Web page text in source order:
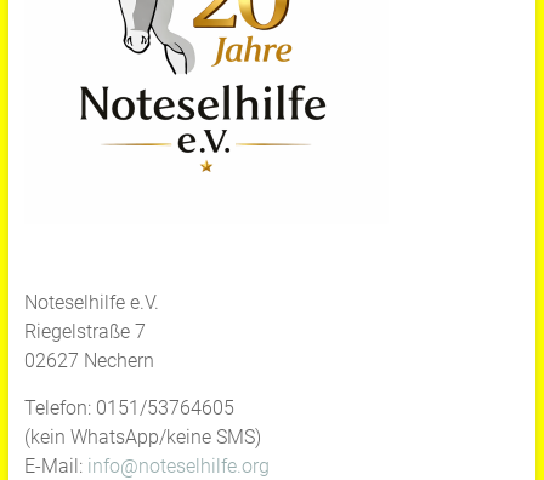
Noteselhilfe e.V.
Riegelstraße 7
02627 Nechern
Telefon: 0151/53764605
(kein WhatsApp/keine SMS)
E-Mail: info@noteselhilfe.org